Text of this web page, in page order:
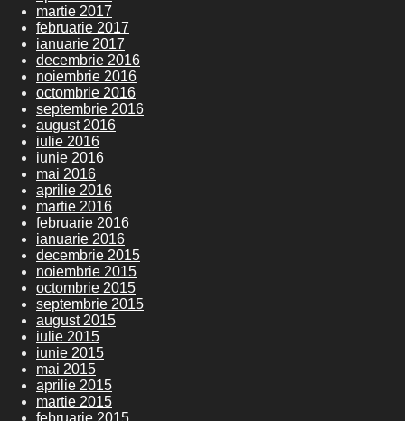
martie 2017
februarie 2017
ianuarie 2017
decembrie 2016
noiembrie 2016
octombrie 2016
septembrie 2016
august 2016
iulie 2016
iunie 2016
mai 2016
aprilie 2016
martie 2016
februarie 2016
ianuarie 2016
decembrie 2015
noiembrie 2015
octombrie 2015
septembrie 2015
august 2015
iulie 2015
iunie 2015
mai 2015
aprilie 2015
martie 2015